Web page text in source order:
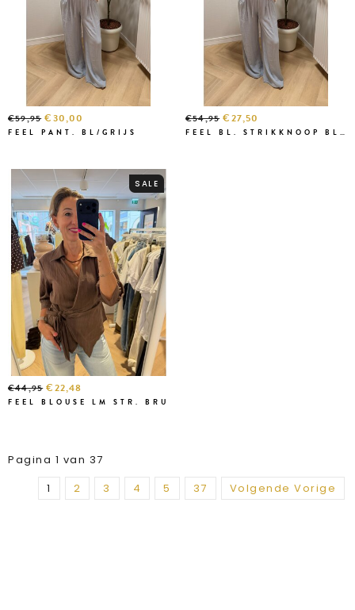
€59,95€30,00
FEEL PANT. BL/GRIJS
€54,95€27,50
FEEL BL. STRIKKNOOP BL/GRIJS
SALE
€44,95€22,48
FEEL BLOUSE LM STR. BRU
Pagina 1 van 37
1
2 3 4 5 37 Volgende Vorige